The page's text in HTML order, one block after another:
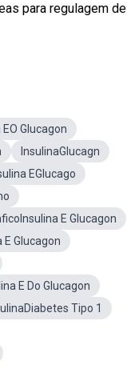
para regulagem de
EO Glucagon
InsulinaGlucagn
EGlucago
E Glucagon
E Glucagon
E Do Glucagon
Tipo 1